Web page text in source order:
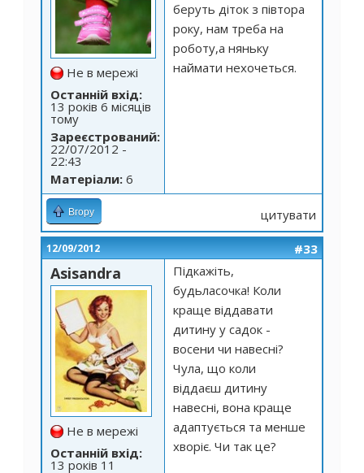
Не в мережі
Останній вхід:
13 років 6 місяців
тому
Зареєстрований:
22/07/2012 -
22:43
Матеріали: 6
беруть діток з півтора
року, нам треба на
роботу,а няньку
наймати нехочеться.
Вгору цитувати
12/09/2012 #33
Asisandra
Не в мережі
Останній вхід:
13 років 11
Підкажіть,
будьласочка! Коли
краще віддавати
дитину у садок -
восени чи навесні?
Чула, що коли
віддаєш дитину
навесні, вона краще
адаптується та менше
хворіє. Чи так це?